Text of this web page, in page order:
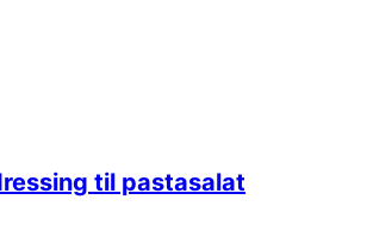
til pastasalat